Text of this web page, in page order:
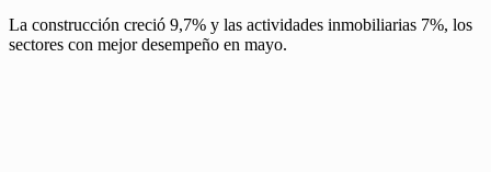
La construcción creció 9,7% y las actividades inmobiliarias 7%, los
sectores con mejor desempeño en mayo.